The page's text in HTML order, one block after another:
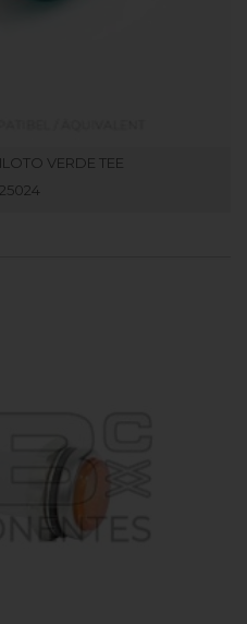
VERDE TEE